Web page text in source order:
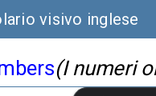
visivo inglese
(I numeri